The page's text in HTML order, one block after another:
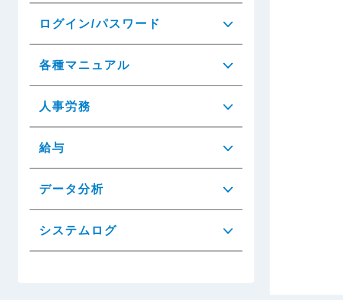
ログイン/パスワード
各種マニュアル
人事労務
給与
データ分析
システムログ